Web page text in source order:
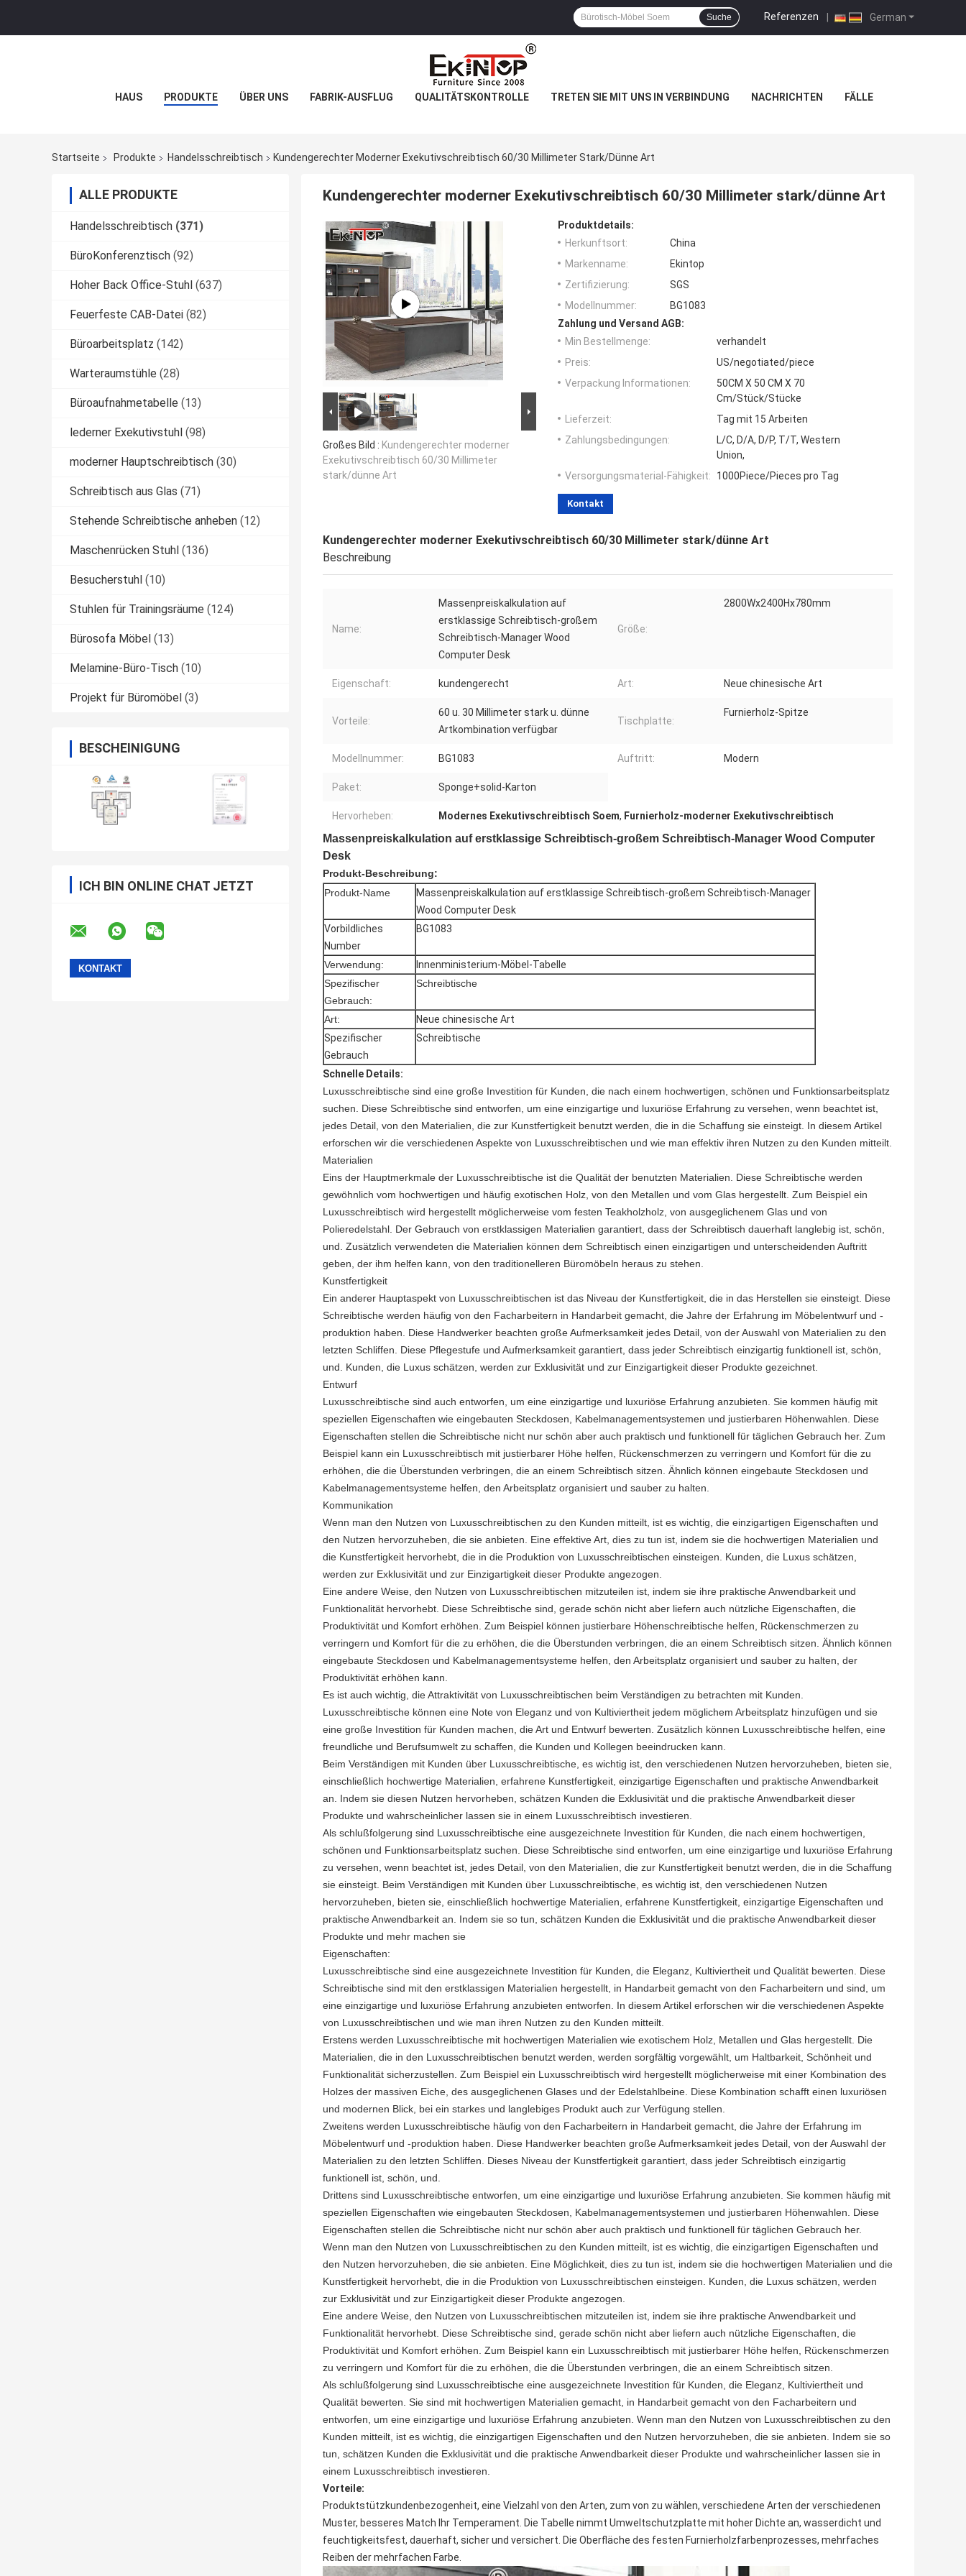
German
Referenzen |
Suche
HAUS PRODUKTE ÜBER UNS FABRIK-AUSFLUG QUALITÄTSKONTROLLE TRETEN SIE MIT UNS IN VERBINDUNG NACHRICHTEN FÄLLE
Startseite Produkte Handelsschreibtisch Kundengerechter Moderner Exekutivschreibtisch 60/30 Millimeter Stark/dünne Art
ALLE PRODUKTE
Handelsschreibtisch (371)
BüroKonferenztisch (92)
Hoher Back Office-Stuhl (637)
Feuerfeste CAB-Datei (82)
Büroarbeitsplatz (142)
Warteraumstühle (28)
Büroaufnahmetabelle (13)
lederner Exekutivstuhl (98)
moderner Hauptschreibtisch (30)
Schreibtisch aus Glas (71)
Stehende Schreibtische anheben (12)
Maschenrücken Stuhl (136)
Besucherstuhl (10)
Stuhlen für Trainingsräume (124)
Bürosofa Möbel (13)
Melamine-Büro-Tisch (10)
Projekt für Büromöbel (3)
BESCHEINIGUNG
ICH BIN ONLINE CHAT JETZT
Kundengerechter moderner Exekutivschreibtisch 60/30 Millimeter stark/dünne Art
Großes Bild : Kundengerechter moderner
Exekutivschreibtisch 60/30 Millimeter
stark/dünne Art
Produktdetails:
Herkunftsort:
China
Markenname:
Ekintop
Zertifizierung:
SGS
Modellnummer:
BG1083
Zahlung und Versand AGB:
Min Bestellmenge:
verhandelt
Preis:
US/negotiated/piece
Verpackung Informationen:
50CM X 50 CM X 70
Cm/Stück/Stücke
Lieferzeit:
Tag mit 15 Arbeiten
Zahlungsbedingungen:
L/C, D/A, D/P, T/T, Western
Union,
Versorgungsmaterial-Fähigkeit:
1000Piece/Pieces pro Tag
Kontakt
Kundengerechter moderner Exekutivschreibtisch 60/30 Millimeter stark/dünne Art
Beschreibung
Name:
Massenpreiskalkulation auf
erstklassige Schreibtisch-großem
Schreibtisch-Manager Wood
Computer Desk
Größe:
2800Wx2400Hx780mm
Eigenschaft: kundengerecht Art: Neue chinesische Art
Vorteile:
60 u. 30 Millimeter stark u. dünne
Artkombination verfügbar
Tischplatte:
Furnierholz-Spitze
Modellnummer: BG1083 Auftritt: Modern
Paket: Sponge+solid-Karton
Hervorheben: Modernes Exekutivschreibtisch Soem, Furnierholz-moderner Exekutivschreibtisch
Massenpreiskalkulation auf erstklassige Schreibtisch-großem Schreibtisch-Manager Wood Computer
Desk
Produkt-Beschreibung:
Produkt-Name
Massenpreiskalkulation auf erstklassige Schreibtisch-großem Schreibtisch-Manager
Wood Computer Desk
Vorbildliches
Number
BG1083
Verwendung:
Innenministerium-Möbel-Tabelle
Spezifischer
Gebrauch:
Schreibtische
Art:
Neue chinesische Art
Spezifischer
Gebrauch
Schreibtische
Schnelle Details:
Luxusschreibtische sind eine große Investition für Kunden, die nach einem hochwertigen, schönen und Funktionsarbeitsplatz
suchen. Diese Schreibtische sind entworfen, um eine einzigartige und luxuriöse Erfahrung zu versehen, wenn beachtet ist,
jedes Detail, von den Materialien, die zur Kunstfertigkeit benutzt werden, die in die Schaffung sie einsteigt. In diesem Artikel
erforschen wir die verschiedenen Aspekte von Luxusschreibtischen und wie man effektiv ihren Nutzen zu den Kunden mitteilt.
Materialien
Eins der Hauptmerkmale der Luxusschreibtische ist die Qualität der benutzten Materialien. Diese Schreibtische werden
gewöhnlich vom hochwertigen und häufig exotischen Holz, von den Metallen und vom Glas hergestellt. Zum Beispiel ein
Luxusschreibtisch wird hergestellt möglicherweise vom festen Teakholzholz, von ausgeglichenem Glas und von
Polieredelstahl. Der Gebrauch von erstklassigen Materialien garantiert, dass der Schreibtisch dauerhaft langlebig ist, schön,
und. Zusätzlich verwendeten die Materialien können dem Schreibtisch einen einzigartigen und unterscheidenden Auftritt
geben, der ihm helfen kann, von den traditionelleren Büromöbeln heraus zu stehen.
Kunstfertigkeit
Ein anderer Hauptaspekt von Luxusschreibtischen ist das Niveau der Kunstfertigkeit, die in das Herstellen sie einsteigt. Diese
Schreibtische werden häufig von den Facharbeitern in Handarbeit gemacht, die Jahre der Erfahrung im Möbelentwurf und -
produktion haben. Diese Handwerker beachten große Aufmerksamkeit jedes Detail, von der Auswahl von Materialien zu den
letzten Schliffen. Diese Pflegestufe und Aufmerksamkeit garantiert, dass jeder Schreibtisch einzigartig funktionell ist, schön,
und. Kunden, die Luxus schätzen, werden zur Exklusivität und zur Einzigartigkeit dieser Produkte gezeichnet.
Entwurf
Luxusschreibtische sind auch entworfen, um eine einzigartige und luxuriöse Erfahrung anzubieten. Sie kommen häufig mit
speziellen Eigenschaften wie eingebauten Steckdosen, Kabelmanagementsystemen und justierbaren Höhenwahlen. Diese
Eigenschaften stellen die Schreibtische nicht nur schön aber auch praktisch und funktionell für täglichen Gebrauch her. Zum
Beispiel kann ein Luxusschreibtisch mit justierbarer Höhe helfen, Rückenschmerzen zu verringern und Komfort für die zu
erhöhen, die die Überstunden verbringen, die an einem Schreibtisch sitzen. Ähnlich können eingebaute Steckdosen und
Kabelmanagementsysteme helfen, den Arbeitsplatz organisiert und sauber zu halten.
Kommunikation
Wenn man den Nutzen von Luxusschreibtischen zu den Kunden mitteilt, ist es wichtig, die einzigartigen Eigenschaften und
den Nutzen hervorzuheben, die sie anbieten. Eine effektive Art, dies zu tun ist, indem sie die hochwertigen Materialien und
die Kunstfertigkeit hervorhebt, die in die Produktion von Luxusschreibtischen einsteigen. Kunden, die Luxus schätzen,
werden zur Exklusivität und zur Einzigartigkeit dieser Produkte angezogen.
Eine andere Weise, den Nutzen von Luxusschreibtischen mitzuteilen ist, indem sie ihre praktische Anwendbarkeit und
Funktionalität hervorhebt. Diese Schreibtische sind, gerade schön nicht aber liefern auch nützliche Eigenschaften, die
Produktivität und Komfort erhöhen. Zum Beispiel können justierbare Höhenschreibtische helfen, Rückenschmerzen zu
verringern und Komfort für die zu erhöhen, die die Überstunden verbringen, die an einem Schreibtisch sitzen. Ähnlich können
eingebaute Steckdosen und Kabelmanagementsysteme helfen, den Arbeitsplatz organisiert und sauber zu halten, der
Produktivität erhöhen kann.
Es ist auch wichtig, die Attraktivität von Luxusschreibtischen beim Verständigen zu betrachten mit Kunden.
Luxusschreibtische können eine Note von Eleganz und von Kultiviertheit jedem möglichem Arbeitsplatz hinzufügen und sie
eine große Investition für Kunden machen, die Art und Entwurf bewerten. Zusätzlich können Luxusschreibtische helfen, eine
freundliche und Berufsumwelt zu schaffen, die Kunden und Kollegen beeindrucken kann.
Beim Verständigen mit Kunden über Luxusschreibtische, es wichtig ist, den verschiedenen Nutzen hervorzuheben, bieten sie,
einschließlich hochwertige Materialien, erfahrene Kunstfertigkeit, einzigartige Eigenschaften und praktische Anwendbarkeit
an. Indem sie diesen Nutzen hervorheben, schätzen Kunden die Exklusivität und die praktische Anwendbarkeit dieser
Produkte und wahrscheinlicher lassen sie in einem Luxusschreibtisch investieren.
Als schlußfolgerung sind Luxusschreibtische eine ausgezeichnete Investition für Kunden, die nach einem hochwertigen,
schönen und Funktionsarbeitsplatz suchen. Diese Schreibtische sind entworfen, um eine einzigartige und luxuriöse Erfahrung
zu versehen, wenn beachtet ist, jedes Detail, von den Materialien, die zur Kunstfertigkeit benutzt werden, die in die Schaffung
sie einsteigt. Beim Verständigen mit Kunden über Luxusschreibtische, es wichtig ist, den verschiedenen Nutzen
hervorzuheben, bieten sie, einschließlich hochwertige Materialien, erfahrene Kunstfertigkeit, einzigartige Eigenschaften und
praktische Anwendbarkeit an. Indem sie so tun, schätzen Kunden die Exklusivität und die praktische Anwendbarkeit dieser
Produkte und mehr machen sie
Eigenschaften:
Luxusschreibtische sind eine ausgezeichnete Investition für Kunden, die Eleganz, Kultiviertheit und Qualität bewerten. Diese
Schreibtische sind mit den erstklassigen Materialien hergestellt, in Handarbeit gemacht von den Facharbeitern und sind, um
eine einzigartige und luxuriöse Erfahrung anzubieten entworfen. In diesem Artikel erforschen wir die verschiedenen Aspekte
von Luxusschreibtischen und wie man ihren Nutzen zu den Kunden mitteilt.
Erstens werden Luxusschreibtische mit hochwertigen Materialien wie exotischem Holz, Metallen und Glas hergestellt. Die
Materialien, die in den Luxusschreibtischen benutzt werden, werden sorgfältig vorgewählt, um Haltbarkeit, Schönheit und
Funktionalität sicherzustellen. Zum Beispiel ein Luxusschreibtisch wird hergestellt möglicherweise mit einer Kombination des
Holzes der massiven Eiche, des ausgeglichenen Glases und der Edelstahlbeine. Diese Kombination schafft einen luxuriösen
und modernen Blick, bei ein starkes und langlebiges Produkt auch zur Verfügung stellen.
Zweitens werden Luxusschreibtische häufig von den Facharbeitern in Handarbeit gemacht, die Jahre der Erfahrung im
Möbelentwurf und -produktion haben. Diese Handwerker beachten große Aufmerksamkeit jedes Detail, von der Auswahl der
Materialien zu den letzten Schliffen. Dieses Niveau der Kunstfertigkeit garantiert, dass jeder Schreibtisch einzigartig
funktionell ist, schön, und.
Drittens sind Luxusschreibtische entworfen, um eine einzigartige und luxuriöse Erfahrung anzubieten. Sie kommen häufig mit
speziellen Eigenschaften wie eingebauten Steckdosen, Kabelmanagementsystemen und justierbaren Höhenwahlen. Diese
Eigenschaften stellen die Schreibtische nicht nur schön aber auch praktisch und funktionell für täglichen Gebrauch her.
Wenn man den Nutzen von Luxusschreibtischen zu den Kunden mitteilt, ist es wichtig, die einzigartigen Eigenschaften und
den Nutzen hervorzuheben, die sie anbieten. Eine Möglichkeit, dies zu tun ist, indem sie die hochwertigen Materialien und die
Kunstfertigkeit hervorhebt, die in die Produktion von Luxusschreibtischen einsteigen. Kunden, die Luxus schätzen, werden
zur Exklusivität und zur Einzigartigkeit dieser Produkte angezogen.
Eine andere Weise, den Nutzen von Luxusschreibtischen mitzuteilen ist, indem sie ihre praktische Anwendbarkeit und
Funktionalität hervorhebt. Diese Schreibtische sind, gerade schön nicht aber liefern auch nützliche Eigenschaften, die
Produktivität und Komfort erhöhen. Zum Beispiel kann ein Luxusschreibtisch mit justierbarer Höhe helfen, Rückenschmerzen
zu verringern und Komfort für die zu erhöhen, die die Überstunden verbringen, die an einem Schreibtisch sitzen.
Als schlußfolgerung sind Luxusschreibtische eine ausgezeichnete Investition für Kunden, die Eleganz, Kultiviertheit und
Qualität bewerten. Sie sind mit hochwertigen Materialien gemacht, in Handarbeit gemacht von den Facharbeitern und
entworfen, um eine einzigartige und luxuriöse Erfahrung anzubieten. Wenn man den Nutzen von Luxusschreibtischen zu den
Kunden mitteilt, ist es wichtig, die einzigartigen Eigenschaften und den Nutzen hervorzuheben, die sie anbieten. Indem sie so
tun, schätzen Kunden die Exklusivität und die praktische Anwendbarkeit dieser Produkte und wahrscheinlicher lassen sie in
einem Luxusschreibtisch investieren.
Vorteile:
Produktstützkundenbezogenheit, eine Vielzahl von den Arten, zum von zu wählen, verschiedene Arten der verschiedenen
Muster, besseres Match Ihr Temperament. Die Tabelle nimmt Umweltschutzplatte mit hoher Dichte an, wasserdicht und
feuchtigkeitsfest, dauerhaft, sicher und versichert. Die Oberfläche des festen Furnierholzfarbenprozesses, mehrfaches
Reiben der mehrfachen Farbe.